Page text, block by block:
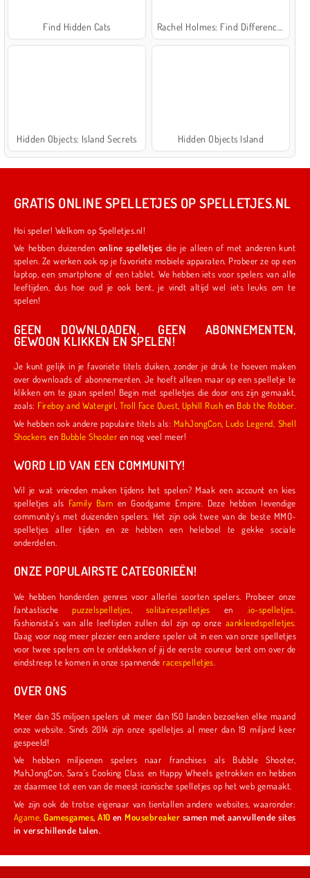
Find Hidden Cats
Hidden Objects: Island Secrets Hidden Objects Island
GRATIS ONLINE SPELLETJES OP SPELLETJES.NL
Hoi speler! Welkom op Spelletjes.nl!
We hebben duizenden online spelletjes die je alleen of met anderen kunt
spelen. Ze werken ook op je favoriete mobiele apparaten. Probeer ze op een
laptop, een smartphone of een tablet. We hebben iets voor spelers van alle
leeftijden, dus hoe oud je ook bent, je vindt altijd wel iets leuks om te
spelen!
GEEN DOWNLOADEN, GEEN ABONNEMENTEN,
GEWOON KLIKKEN EN SPELEN!
Je kunt gelijk in je favoriete titels duiken, zonder je druk te hoeven maken
over downloads of abonnementen. Je hoeft alleen maar op een spelletje te
klikken om te gaan spelen! Begin met spelletjes die door ons zijn gemaakt,
zoals:
Fireboy and Watergirl ,Troll Face Quest Uphill Rush en Bob the Robber
We hebben ook andere populaire titels als: MahJongCon Ludo Legend Shell
Shockers en Bubble Shooter en nog veel meer!
WORD LID VAN EEN COMMUNITY!
Wil je wat vrienden maken tijdens het spelen? Maak een account en kies
spelletjes als
Family Barn en Goodgame Empire. Deze hebben levendige
community's met duizenden spelers. Het zijn ook twee van de beste MMO-
spelletjes aller tijden en ze hebben een heleboel te gekke sociale
onderdelen.
ONZE POPULAIRSTE CATEGORIEËN!
We hebben honderden genres voor allerlei soorten spelers. Probeer onze
fantastischepuzzelspelletjes solitairespelletjes en .io-spelletjes
Fashionista's van alle leeftijden zullen dol zijn op onze aankleedspelletjes
Daag voor nog meer plezier een andere speler uit in een van onze spelletjes
voor twee spelers om te ontdekken of jij de eerste coureur bent om over de
eindstreep te komen in onze spannenderacespelletjes
OVER ONS
Meer dan 35 miljoen spelers uit meer dan 150 landen bezoeken elke maand
onze website. Sinds 2014 zijn onze spelletjes al meer dan 19 miljard keer
gespeeld!
We hebben miljoenen spelers naar franchises als Bubble Shooter,
MahJongCon, Sara's Cooking Class en Happy Wheels getrokken en hebben
ze daarmee tot een van de meest iconische spelletjes op het web gemaakt.
We zijn ook de trotse eigenaar van tientallen andere websites, waaronder:
Agame ,Gamesgames,A10 enMousebreaker samen met aanvullende sites
in verschillende talen.